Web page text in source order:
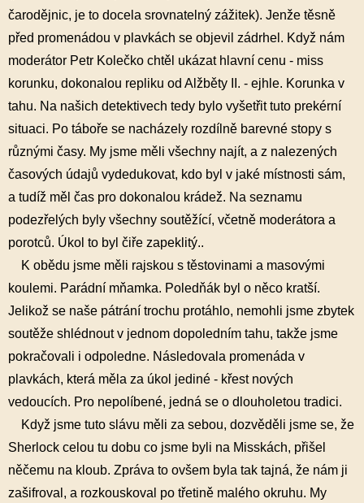
čarodějnic, je to docela srovnatelný zážitek). Jenže těsně
před promenádou v plavkách se objevil zádrhel. Když nám
moderátor Petr Kolečko chtěl ukázat hlavní cenu - miss
korunku, dokonalou repliku od Alžběty II. - ejhle. Korunka v
tahu. Na našich detektivech tedy bylo vyšetřit tuto prekérní
situaci. Po táboře se nacházely rozdílně barevné stopy s
různými časy. My jsme měli všechny najít, a z nalezených
časových údajů vydedukovat, kdo byl v jaké místnosti sám,
a tudíž měl čas pro dokonalou krádež. Na seznamu
podezřelých byly všechny soutěžící, včetně moderátora a
porotců. Úkol to byl čiře zapeklitý..
K obědu jsme měli rajskou s těstovinami a masovými
koulemi. Parádní mňamka. Poledňák byl o něco kratší.
Jelikož se naše pátrání trochu protáhlo, nemohli jsme zbytek
soutěže shlédnout v jednom dopoledním tahu, takže jsme
pokračovali i odpoledne. Následovala promenáda v
plavkách, která měla za úkol jediné - křest nových
vedoucích. Pro nepolíbené, jedná se o dlouholetou tradici.
Když jsme tuto slávu měli za sebou, dozvěděli jsme se, že
Sherlock celou tu dobu co jsme byli na Misskách, přišel
něčemu na kloub. Zpráva to ovšem byla tak tajná, že nám ji
zašifroval, a rozkouskoval po třetině malého okruhu. My